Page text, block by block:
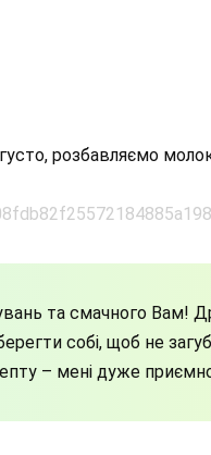
розбавляємо
та смачного Вам!
собі, щоб не
– мені дуже